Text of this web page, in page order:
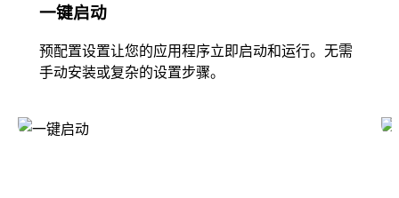
一键启动
预配置设置让您的应用程序立即启动和运行。无需
手动安装或复杂的设置步骤。